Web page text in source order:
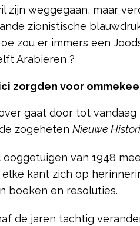
zijn weggegaan, maar
zionistische
zou er immers een
Arabieren ?
zorgden voor
gaat door tot
zogeheten Nieuwe
van 1948
kant zich op
boeken en resoluties.
de jaren tachtig